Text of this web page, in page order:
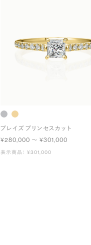
プレイズ プリンセスカット
¥280,000 〜 ¥301,000
表示商品： ¥301,000